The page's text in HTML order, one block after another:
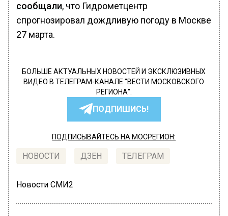
сообщали, что Гидрометцентр
спрогнозировал дождливую погоду в Москве
27 марта.
БОЛЬШЕ АКТУАЛЬНЫХ НОВОСТЕЙ И ЭКСКЛЮЗИВНЫХ
ВИДЕО В ТЕЛЕГРАМ-КАНАЛЕ "ВЕСТИ МОСКОВСКОГО
РЕГИОНА".
ПОДПИШИСЬ!
ПОДПИСЫВАЙТЕСЬ НА МОСРЕГИОН:
НОВОСТИ ДЗЕН ТЕЛЕГРАМ
Новости СМИ2